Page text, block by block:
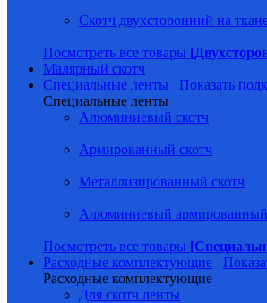
Скотч двухсторонний на
Посмотреть все товары
Малярный скотч
Специальные ленты
Показать
Специальные ленты
Алюминиевый скотч
Армированный скотч
Металлизированный скотч
Алюминиевый армированный
Посмотреть все товары
Расходные комплектующие
Расходные комплектующие
Для скотч ленты